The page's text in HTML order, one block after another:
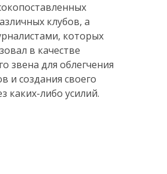
клубов, а
которых
в качестве
звена для облегчения
и создания своего
каких-либо усилий.